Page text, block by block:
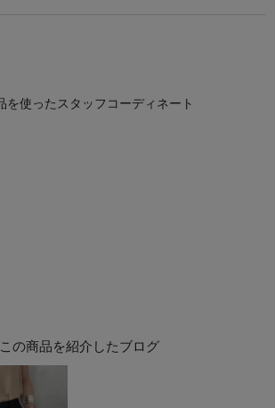
この商品を紹介したブログ